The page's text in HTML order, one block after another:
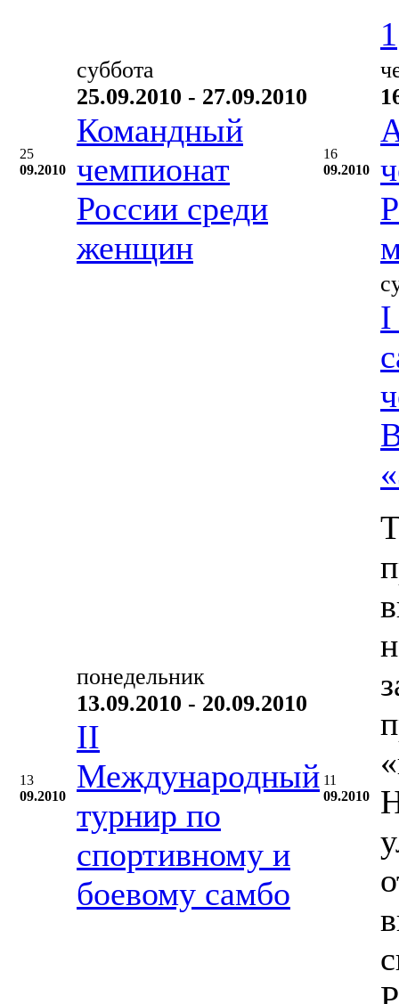
1
25
09.2010
суббота
25.09.2010 - 27.09.2010
Командный
чемпионат
России среди
женщин
16
09.2010
13
09.2010
понедельник
13.09.2010 - 20.09.2010
II
Международный
турнир по
спортивному и
боевому самбо
11
09.2010
I